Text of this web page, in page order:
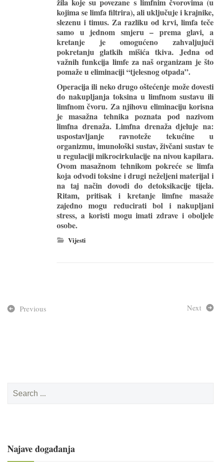
žila koje su povezane s limfnim čvorovima (u
kojima se limfa filtrira), ali uključuje i krajnike,
slezenu i timus. Za razliku od krvi, limfa teče
samo u jednom smjeru – prema glavi, a
kretanje je omogućeno zahvaljujući
pokretanju glatkih mišića tkiva. Jedna od
važnih funkcija limfe za naš organizam je što
pomaže u eliminaciji “tjelesnog otpada”.
Operacija ili neko drugo oštećenje može dovesti
do nakupljanja toksina u limfnom sustavu ili
limfnom čvoru. Za njihovu eliminaciju korisna
je masažna tehnika poznata pod nazivom
limfna drenaža. Limfna drenaža djeluje na:
uspostavljanje ravnoteže tekućine u
organizmu, imunološki sustav, živčani sustav te
u regulaciji mikrocirkulacije na nivou kapilara.
Ovom masažnom tehnikom pokreće se limfa
koja odvodi toksine i drugi neželjeni materijal i
na taj način dovodi do detoksikacije tijela.
Ritam, pritisak i kretanje limfne masaže
zajedno mogu reducirati bol i nakupljani
stress, a koristi mogu imati zdrave i oboljele
osobe.
Vijesti
Previous Next
for:
Najave događanja